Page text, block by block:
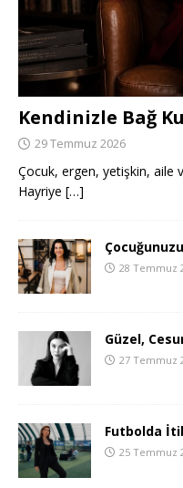
Kendinizle Bağ
29 Temmuz 2026
Çocuk, ergen, yetişkin, aile
Hayriye […]
28 Temmuz
Güzel,
27 Temmuz
Futbolda
25 Temmuz